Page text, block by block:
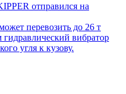
отправился на
перевозить до 26 т
вибратор
угля к кузову.